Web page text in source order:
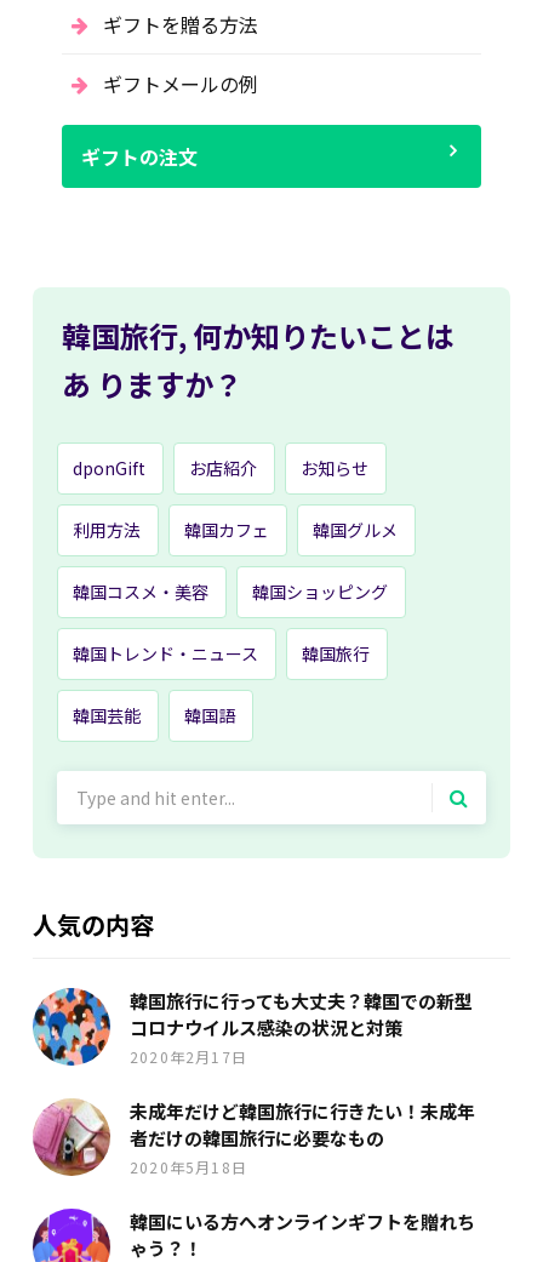
ギフトを贈る方法
ギフトメールの例
ギフトの注文
韓国旅行, 何か知りたいことは
あ りますか？
dponGift お店紹介 お知らせ
利用方法 韓国カフェ 韓国グルメ
韓国コスメ・美容 韓国ショッピング
韓国トレンド・ニュース 韓国旅行
韓国芸能 韓国語
人気の内容
韓国旅行に行っても大丈夫？韓国での新型
コロナウイルス感染の状況と対策
2020年2月17日
未成年だけど韓国旅行に行きたい！未成年
者だけの韓国旅行に必要なもの
2020年5月18日
韓国にいる方へオンラインギフトを贈れち
ゃう？！